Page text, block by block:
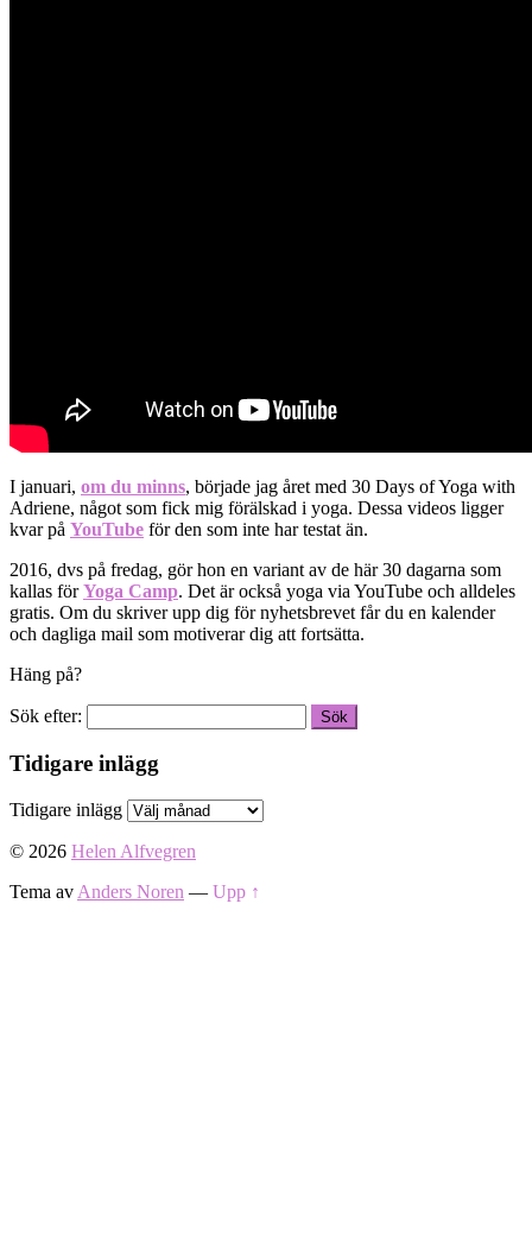
I januari, om du minns, började jag året med 30 Days of Yoga with
Adriene, något som fick mig förälskad i yoga. Dessa videos ligger
kvar på YouTube för den som inte har testat än.
2016, dvs på fredag, gör hon en variant av de här 30 dagarna som
kallas förYoga Camp. Det är också yoga via YouTube och alldeles
gratis. Om du skriver upp dig för nyhetsbrevet får du en kalender
och dagliga mail som motiverar dig att fortsätta.
Häng på?
Sök efter:
Tidigare inlägg
Tidigare inlägg
© 2026 Helen Alfvegren
Tema av Anders Noren — Upp ↑